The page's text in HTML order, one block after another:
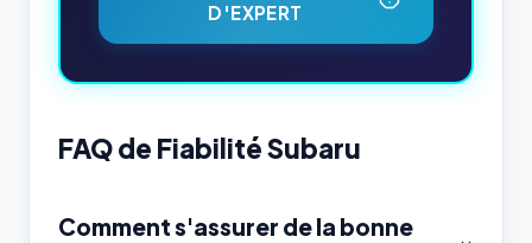
D'EXPERT
FAQ de Fiabilité Subaru
Comment s'assurer de la bonne